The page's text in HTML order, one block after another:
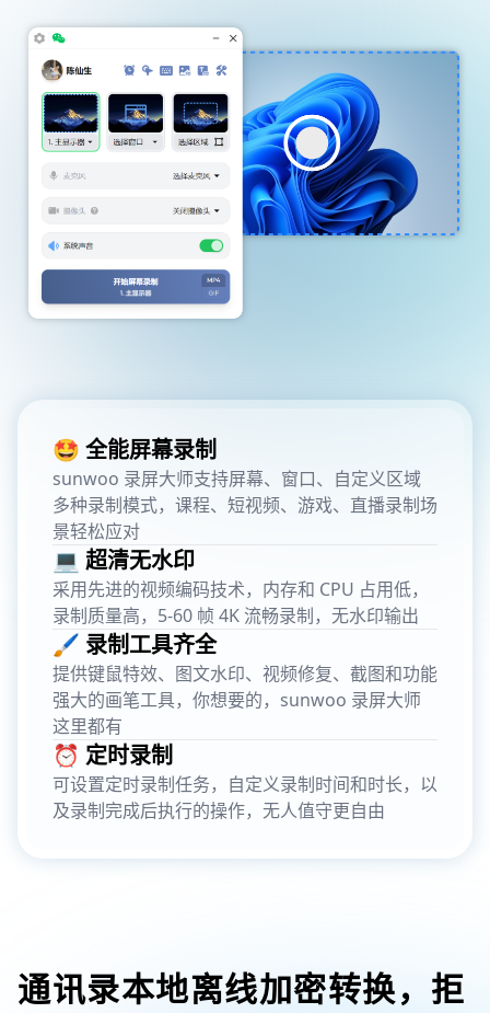
🤩 全能屏幕录制
sunwoo 录屏大师支持屏幕、窗口、自定义区域
多种录制模式，课程、短视频、游戏、直播录制场
景轻松应对
💻 超清无水印
采用先进的视频编码技术，内存和 CPU 占用低，
录制质量高，5-60 帧 4K 流畅录制，无水印输出
🖌️ 录制工具齐全
提供键鼠特效、图文水印、视频修复、截图和功能
强大的画笔工具，你想要的，sunwoo 录屏大师
这里都有
⏰ 定时录制
可设置定时录制任务，自定义录制时间和时长，以
及录制完成后执行的操作，无人值守更自由
通讯录本地离线加密转换，拒